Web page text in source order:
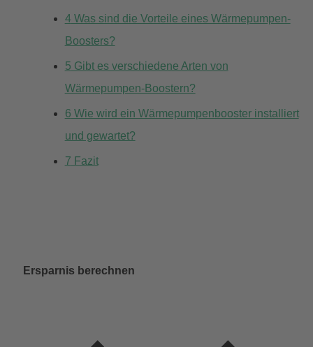
4Was sind die Vorteile eines Wärmepumpen-
Boosters?
5 Gibt es verschiedene Arten von
Wärmepumpen-Boostern?
6 Wie wird ein Wärmepumpenbooster installiert
und gewartet?
7 Fazit
Ersparnis berechnen